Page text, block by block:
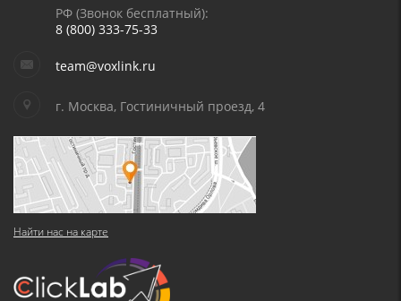
РФ (Звонок бесплатный):
8 (800) 333-75-33
team@voxlink.ru
г. Москва, Гостиничный проезд, 4
Найти нас на карте